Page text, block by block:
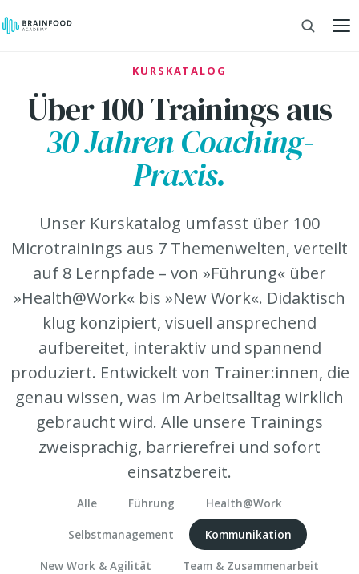
KURSKATALOG
Über 100 Trainings aus
30 Jahren Coaching-
Praxis.
Unser Kurskatalog umfasst über 100
Microtrainings aus 7 Themenwelten, verteilt
auf 8 Lernpfade – von »Führung« über
»Health@Work« bis »New Work«. Didaktisch
klug konzipiert, visuell ansprechend
aufbereitet, interaktiv und spannend
produziert. Entwickelt von Trainer:innen, die
genau wissen, was im Arbeitsalltag wirklich
gebraucht wird. Alle unsere Trainings
zweisprachig, barrierefrei und sofort
einsatzbereit.
Alle Führung Health@Work
Selbstmanagement Kommunikation
New Work & Agilität Team & Zusammenarbeit